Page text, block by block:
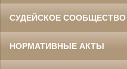
СУДЕЙСКОЕ СООБЩЕСТВО
НОРМАТИВНЫЕ АКТЫ